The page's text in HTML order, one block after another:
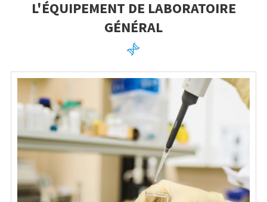
L'ÉQUIPEMENT DE LABORATOIRE
GÉNÉRAL
